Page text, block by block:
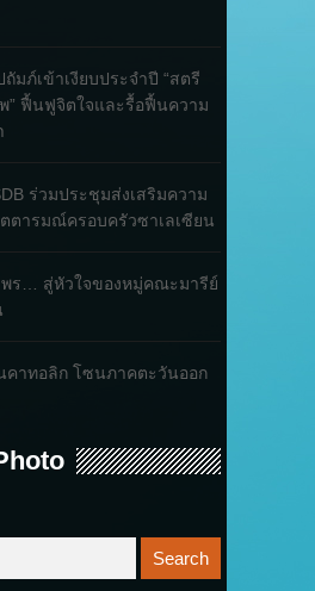
มภ์เข้าเงียบประจำปี “สตรี
” ฟื้นฟูจิตใจและรื้อฟื้นความ
ร่วมประชุมส่งเสริมความ
ตารมณ์ครอบครัวซาเลเซียน
พร… สู่หัวใจของหมู่คณะมารีย์
คาทอลิก โซนภาคตะวันออก